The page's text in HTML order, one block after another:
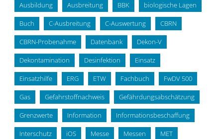
Ausbildung Ausbreitung BBK biologische Lagen
Buch C-Ausbreitung C-Auswertung CBRN
CBRN-Probenahme Datenbank Dekon-V
Dekontamination Desinfektion Einsatz
Einsatzhilfe ERG ETW Fachbuch FwDV 500
Gas Gefahrstoffnachweis Gefährdungsabschätzung
Grenzwerte Information Informationsbeschaffung
Interschutz iOS Messe Messen MET